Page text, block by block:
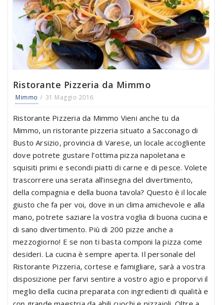
Ristorante Pizzeria da Mimmo
Mimmo 31 Maggio 2016
Ristorante Pizzeria da Mimmo Vieni anche tu da
Mimmo, un ristorante pizzeria situato a Sacconago di
Busto Arsizio, provincia di Varese, un locale accogliente
dove potrete gustare l’ottima pizza napoletana e
squisiti primi e secondi piatti di carne e di pesce. Volete
trascorrere una serata all’insegna del divertimento,
della compagnia e della buona tavola? Questo è il locale
giusto che fa per voi, dove in un clima amichevole e alla
mano, potrete saziare la vostra voglia di buona cucina e
di sano divertimento. Più di 200 pizze anche a
mezzogiorno! E se non ti basta componi la pizza come
desideri. La cucina è sempre aperta. Il personale del
Ristorante Pizzeria, cortese e famigliare, sarà a vostra
disposizione per farvi sentire a vostro agio e proporvi il
meglio della cucina preparata con ingredienti di qualità e